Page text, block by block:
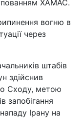
ХАМАС.
вогню в
через
штабів
здійснив
Сходу, метою
запобігання
Ірану на